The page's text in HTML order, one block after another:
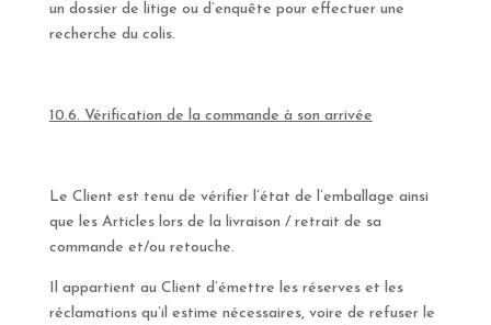
un dossier de litige ou d’enquête pour effectuer une
recherche du colis.
10.6. Vérification de la commande à son arrivée
Le Client est tenu de vérifier l’état de l’emballage ainsi
que les Articles lors de la livraison / retrait de sa
commande et/ou retouche.
Il appartient au Client d’émettre les réserves et les
réclamations qu’il estime nécessaires, voire de refuser le